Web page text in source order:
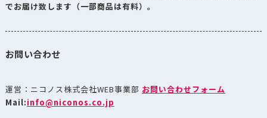
でお届け致します（一部商品は有料）。
お問い合わせ
運営：ニコノス株式会社WEB事業部 お問い合わせフォーム
Mail:info@niconos.co.jp